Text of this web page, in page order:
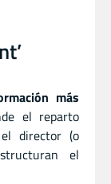
más
el reparto
director (o
el